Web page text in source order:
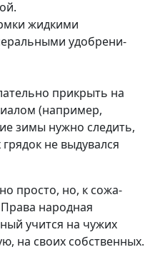
жид­кими
удобрени­
прикрыть на
(например,
зи­мы нужно следить,
не вы­дувался
просто, но, к сожа­
народная
учится на чужих
на своих собственных.